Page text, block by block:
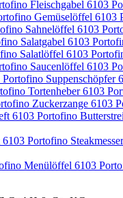
Fleischgabel 6103
Gemüselöffel 6103
Sahnelöffel 6103
Salatgabel 6103
Salatlöffel 6103
Saucenlöffel 6103
Suppenschöpfer
Tortenheber 6103
Zuckerzange 6103
Menülöffel 6103